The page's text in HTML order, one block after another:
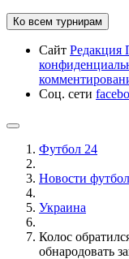
Ко всем турнирам
Сайт Редакция
Соц. сети
Футбол 24
Новости
Украина
Колос
обнародовать